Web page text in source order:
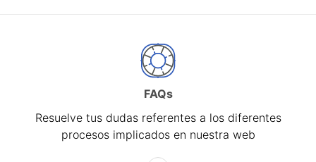
FAQs
Resuelve tus dudas referentes a los diferentes
procesos implicados en nuestra web